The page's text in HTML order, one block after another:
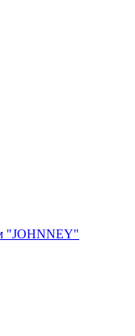
"JOHNNEY"